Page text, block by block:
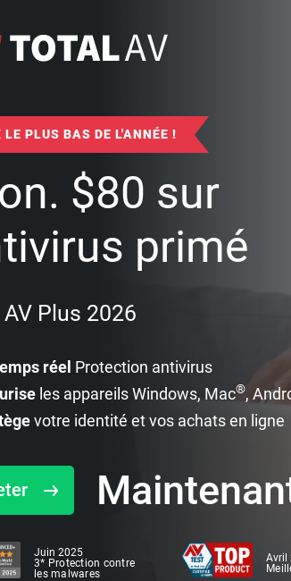
LE PLUS BAS DE L'ANNÉE !
$80 sur
primé
Plus 2026
réel Protection antivirus
les appareils Windows, Mac®,
votre identité et vos achats en ligne
Juin 2025
3* Protection contre
les malwares
Avril